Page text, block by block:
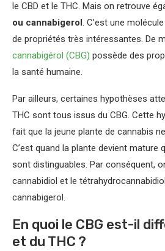
le CBD et le THC. Mais on retrouve
ou cannabigerol. C’est une
de propriétés très intéressantes. De
cannabigérol (CBG) possède des
la santé humaine.
Par ailleurs, certaines hypothèses
THC sont tous issus du CBG. Cette
fait que la jeune plante de cannabis
C’est quand la plante devient mature
sont distinguables. Par conséquent,
cannabidiol et le
cannabigerol.
En quoi le CBG est-il
et du THC ?